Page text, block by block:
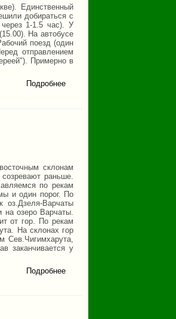
Единственный
добираться с
1-1.5 час). У
На автобусе
поезд (один
отправлением
Примерно в
Подробнее
склонам
раньше.
по рекам
и один порог. По
оз.Дзеля-Варчаты
на озеро Варчаты.
от гор. По рекам
На склонах гор
Сев.Чигимхарута,
заканчивается у
Подробнее